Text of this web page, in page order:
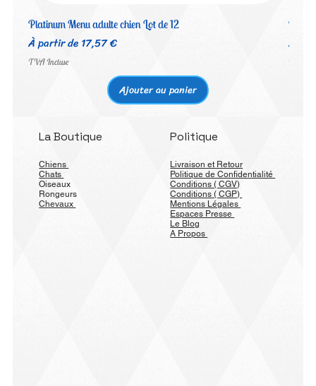
Platinum Menu adulte chien Lot de 12
À partir de17,57 €
Prix promotionnel
TVA Incluse
Ajouter au panier
À
Prix
TVA
La Boutique
Chiens
Chats
Oiseaux
Rongeurs
Chevaux
Politique
Livraison et Retour
Politique de Confidentialité
Conditions ( CGV)
Conditions ( CGP)
Mentions Légales
Espaces Presse
Le Blog
A Propos